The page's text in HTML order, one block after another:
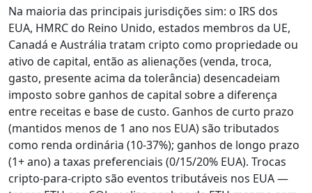
Na maioria das principais jurisdições sim: o IRS dos
EUA, HMRC do Reino Unido, estados membros da UE,
Canadá e Austrália tratam cripto como propriedade ou
ativo de capital, então as alienações (venda, troca,
gasto, presente acima da tolerância) desencadeiam
imposto sobre ganhos de capital sobre a diferença
entre receitas e base de custo. Ganhos de curto prazo
(mantidos menos de 1 ano nos EUA) são tributados
como renda ordinária (10-37%); ganhos de longo prazo
(1+ ano) a taxas preferenciais (0/15/20% EUA). Trocas
cripto-para-cripto são eventos tributáveis nos EUA —